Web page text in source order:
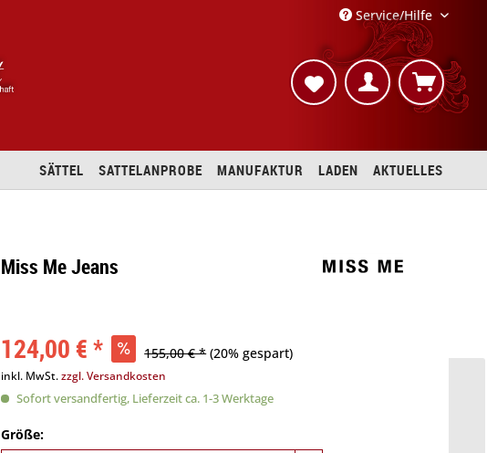
Service/Hilfe
AKTUELLES
LADEN
MANUFAKTUR
SATTELANPROBE
SÄTTEL
Miss Me Jeans
124,00 € * 155,00 € * (20% gespart)
inkl. MwSt.zzgl. Versandkosten
Sofort versandfertig, Lieferzeit ca. 1-3 Werktage
Größe: